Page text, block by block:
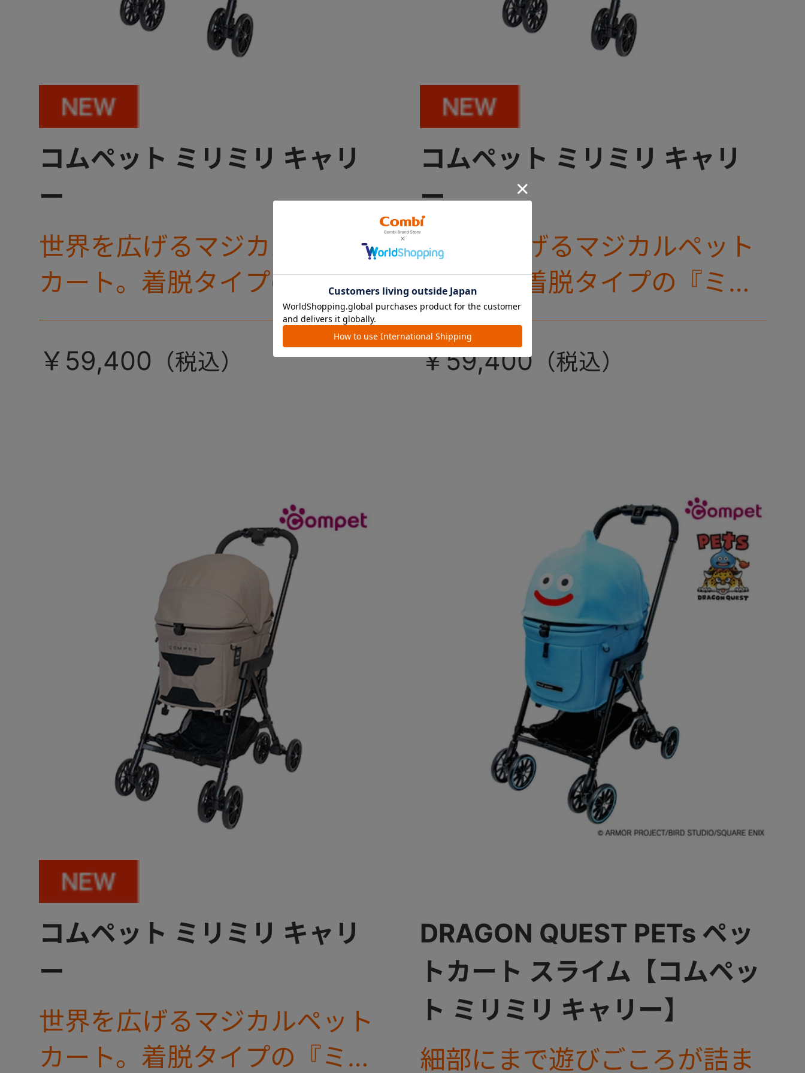
コムペット ミリミリ キャリ
ー
世界を広げるマジカルペット
カート。着脱タイプの『ミリ
ミリ キャリー』 からアース
カラーが登場！
￥59,400
コムペット ミリミリ キャリ
ー
世界を広げるマジカルペット
カート。着脱タイプの『ミリ
ミリ キャリー』 からアース
カラーが登場！
￥59,400
コムペット ミリミリ キャリ
ー
世界を広げるマジカルペット
カート。着脱タイプの『ミリ
DRAGON QUEST PETs ペッ
トカート スライム【コムペッ
ト ミリミリ キャリー】
細部にまで遊びごころが詰ま